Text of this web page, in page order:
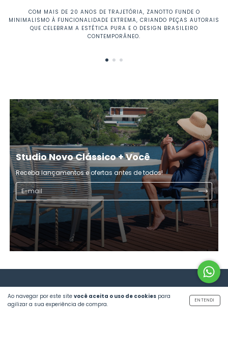
Ao navegar por este site você aceita o uso de cookies para
agilizar a sua experiência de compra.
ENTENDI
COM MAIS DE 20 ANOS DE TRAJETÓRIA, ZANOTTO FUNDE O
MINIMALISMO À FUNCIONALIDADE EXTREMA, CRIANDO PEÇAS AUTORAIS
QUE CELEBRAM A ESTÉTICA PURA E O DESIGN BRASILEIRO
CONTEMPORÂNEO.
Studio Novo Clássico + Você
Receba lançamentos e ofertas antes de todos!